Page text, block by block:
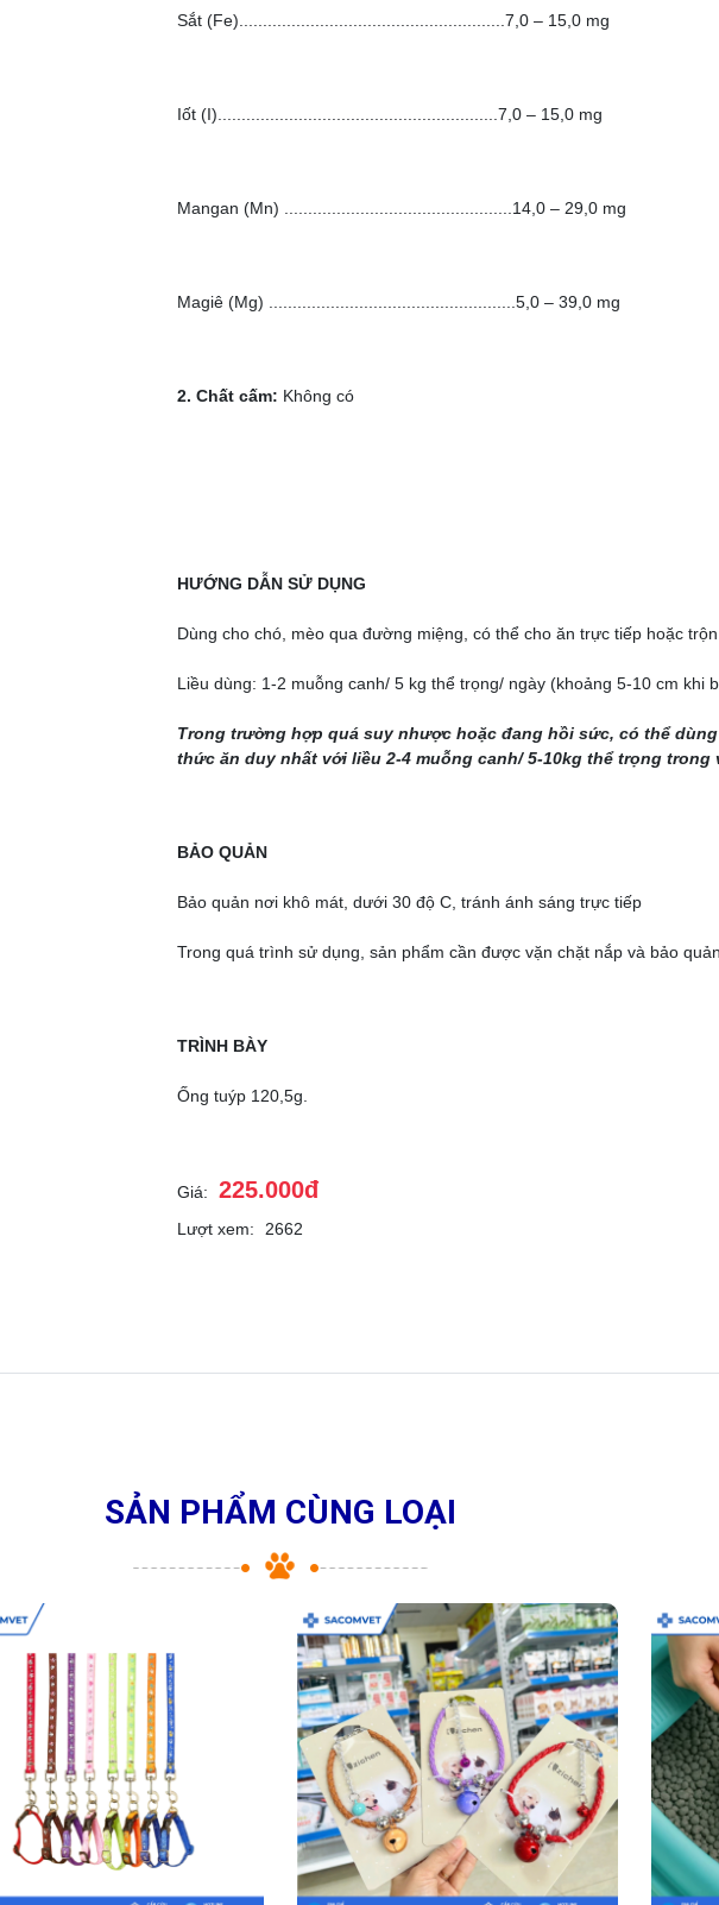
Sắt (Fe)........................................................7,0 – 15,0 mg
Iốt (I)...........................................................7,0 – 15,0 mg
Mangan (Mn) ................................................14,0 – 29,0 mg
Magiê (Mg) ....................................................5,0 – 39,0 mg
2. Chất cấm: Không có
HƯỚNG DẪN SỬ DỤNG
Dùng cho chó, mèo qua đường miệng, có thể cho ăn trực tiếp hoặc
Liều dùng: 1-2 muỗng canh/ 5 kg thể trọng/ ngày (khoảng 5-10 cm khi
Trong trường hợp quá suy nhược hoặc đang hồi sức, có thể
thức ăn duy nhất với liều 2-4 muỗng canh/ 5-10kg thể trọng trong
BẢO QUẢN
Bảo quản nơi khô mát, dưới 30 độ C, tránh ánh sáng trực tiếp
Trong quá trình sử dụng, sản phẩm cần được vặn chặt nắp và bảo
TRÌNH BÀY
Ống tuýp 120,5g.
Giá: 225.000đ
Lượt xem: 2662
SẢN PHẨM CÙNG LOẠI